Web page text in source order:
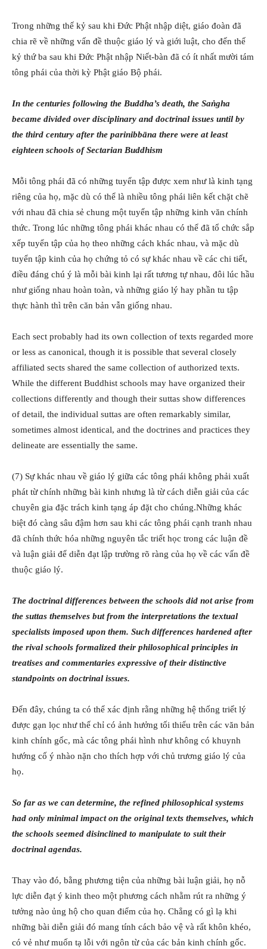
Trong những thế kỷ sau khi Đức Phật nhập diệt, giáo đoàn đã
chia rẽ về những vấn đề thuộc giáo lý và giới luật, cho đến thế
kỷ thứ ba sau khi Đức Phật nhập Niết-bàn đã có ít nhất mười tám
tông phái của thời kỳ Phật giáo Bộ phái.
In the centuries following the Buddha’s death, the Saṅgha
became divided over disciplinary and doctrinal issues until by
the third century after the parinibbāna there were at least
eighteen schools of Sectarian Buddhism
Mỗi tông phái đã có những tuyển tập được xem như là kinh tạng
riêng của họ, mặc dù có thể là nhiều tông phái liên kết chặt chẽ
với nhau đã chia sẻ chung một tuyển tập những kinh văn chính
thức. Trong lúc những tông phái khác nhau có thể đã tổ chức sắp
xếp tuyển tập của họ theo những cách khác nhau, và mặc dù
tuyển tập kinh của họ chứng tỏ có sự khác nhau về các chi tiết,
điều đáng chú ý là mỗi bài kinh lại rất tương tự nhau, đôi lúc hầu
như giống nhau hoàn toàn, và những giáo lý hay phần tu tập
thực hành thì trên căn bản vẫn giống nhau.
Each sect probably had its own collection of texts regarded more
or less as canonical, though it is possible that several closely
affiliated sects shared the same collection of authorized texts.
While the different Buddhist schools may have organized their
collections differently and though their suttas show differences
of detail, the individual suttas are often remarkably similar,
sometimes almost identical, and the doctrines and practices they
delineate are essentially the same.
(7) Sự khác nhau về giáo lý giữa các tông phái không phải xuất
phát từ chính những bài kinh nhưng là từ cách diễn giải của các
chuyên gia đặc trách kinh tạng áp đặt cho chúng.Những khác
biệt đó càng sâu đậm hơn sau khi các tông phái cạnh tranh nhau
đã chính thức hóa những nguyên tắc triết học trong các luận đề
và luận giải để diễn đạt lập trường rõ ràng của họ về các vấn đề
thuộc giáo lý.
The doctrinal differences between the schools did not arise from
the suttas themselves but from the interpretations the textual
specialists imposed upon them. Such differences hardened after
the rival schools formalized their philosophical principles in
treatises and commentaries expressive of their distinctive
standpoints on doctrinal issues.
Đến đây, chúng ta có thể xác định rằng những hệ thống triết lý
được gạn lọc như thế chỉ có ảnh hưởng tối thiểu trên các văn bản
kinh chính gốc, mà các tông phái hình như không có khuynh
hướng cố ý nhào nặn cho thích hợp với chủ trương giáo lý của
họ.
So far as we can determine, the refined philosophical systems
had only minimal impact on the original texts themselves, which
the schools seemed disinclined to manipulate to suit their
doctrinal agendas.
Thay vào đó, bằng phương tiện của những bài luận giải, họ nỗ
lực diễn đạt ý kinh theo một phương cách nhằm rút ra những ý
tưởng nào ủng hộ cho quan điểm của họ. Chẳng có gì lạ khi
những bài diễn giải đó mang tính cách bảo vệ và rất khôn khéo,
có vẻ như muốn tạ lỗi với ngôn từ của các bản kinh chính gốc.